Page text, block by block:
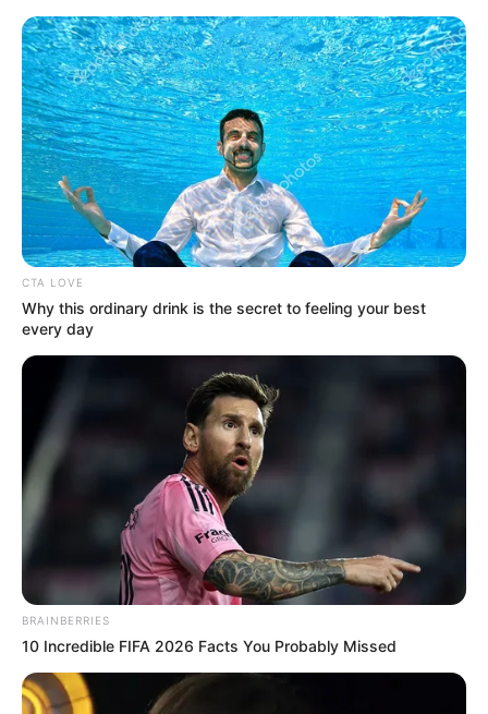
HOME
INSPIRASI
STYLE
FILM &
SERIES
NGAKAK
QUOTES
HYPE
MORE
CTA LOVE
Why this ordinary drink is the secret to feeling your best
every day
BRAINBERRIES
10 Incredible FIFA 2026 Facts You Probably Missed